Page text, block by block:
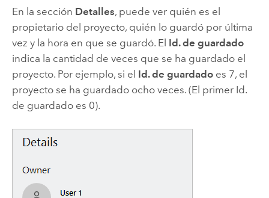
En la sección Detalles, puede ver quién es el
propietario del proyecto, quién lo guardó por última
vez y la hora en que se guardó. El Id. de guardado
indica la cantidad de veces que se ha guardado el
proyecto. Por ejemplo, si el Id. de guardadoes 7, el
proyecto se ha guardado ocho veces. (El primer Id.
de guardado es 0).